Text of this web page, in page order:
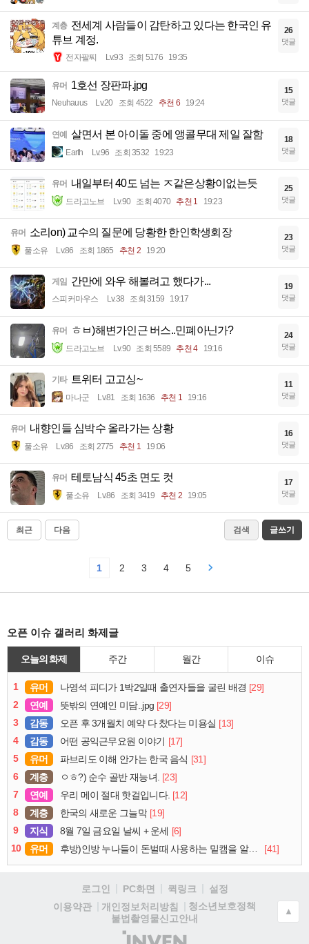
계층 전세계 사람들이 감탄하고 있다는 한국인 유
튜브 계정.
전자팔찌 Lv.93 조회 5176 19:35
26
댓글
유머 1호선 장판파.jpg
Neuhauus Lv.20 조회 4522 추천 6 19:24
15
댓글
연예 살면서 본 아이돌 중에 앵콜무대 제일 잘함
Earth Lv.96 조회 3532 19:23
18
댓글
유머 내일부터 40도 넘는 ㅈ같은상황이없는듯
드라고노브 Lv.90 조회 4070 추천 1 19:23
25
댓글
유머 소리on) 교수의 질문에 당황한 한인학생회장
풀소유 Lv.86 조회 1865 추천 2 19:20
23
댓글
게임 간만에 와우 해볼려고 했다가...
스피커마우스 Lv.38 조회 3159 19:17
19
댓글
유머 ㅎㅂ)해변가인근 버스..민폐아닌가?
드라고노브 Lv.90 조회 5589 추천 4 19:16
24
댓글
기타 트위터 고고싱~
마나군 Lv.81 조회 1636 추천 1 19:16
11
댓글
유머 내향인들 심박수 올라가는 상황
풀소유 Lv.86 조회 2775 추천 1 19:06
16
댓글
유머 테토남식 45초 면도 컷
풀소유 Lv.86 조회 3419 추천 2 19:05
17
댓글
최근 다음 검색 글쓰기
1 2 3 4 5
오픈 이슈 갤러리 화제글
오늘의 화제 주간 월간 이슈
1 유머 나영석 피디가 1박2일때 출연자들을 굴린 배경 [29]
2
연예 뜻밖의 연예인 미담..jpg [29]
3
감동 오픈 후 3개월치 예약 다 찼다는 미용실 [13]
4
감동 어떤 공익근무요원 이야기 [17]
5
유머 파브리도 이해 안가는 한국 음식 [31]
6
계층 ㅇㅎ?) 순수 골반 재능녀. [23]
7
연예 우리 메이 절대 핫걸입니다. [12]
8
계층 한국의 새로운 그늘막 [19]
9
지식 8월 7일 금요일 날씨 + 운세 [6]
10
유머 후방)인방 누나들이 돈벌때 사용하는 밑캠을 알아보자 [41]
로그인 PC화면 퀵링크
설정
이용약관
개인정보처리방침
청소년보호정책
불법촬영물신고안내
(주)
▲